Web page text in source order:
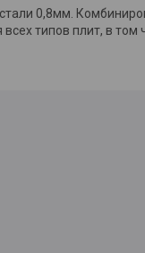
0,8мм.
типов плит, в том